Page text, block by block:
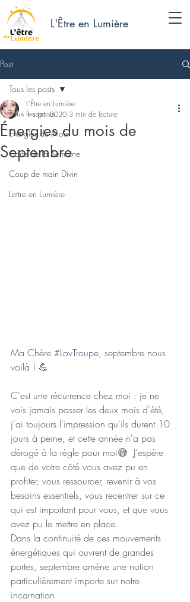
L'Être en Lumière
Post
Tous les posts
Energies du Mois
Carte de la Semaine
Coup de main Divin
Lettre en Lumière
Tous les posts
Énergies du mois de
Septembre
L'Être en Lumière
1 sept. 2020 3 min de lecture
Ma Chère #LovTroupe, septembre nous
voilà ! 💪
C'est une récurrence chez moi : je ne
vois jamais passer les deux mois d'été,
j'ai toujours l'impression qu'ils durent 10
jours à peine, et cette année n'a pas
dérogé à la règle pour moi😅  J'espère
que de votre côté vous avez pu en
profiter, vous ressourcer, revenir à vos
besoins essentiels, vous recentrer sur ce
qui est important pour vous, et que vous
avez pu le mettre en place.
Dans la continuité de ces mouvements
énergétiques qui ouvrent de grandes
portes, septembre amène une notion
particulièrement importe sur notre
incarnation.